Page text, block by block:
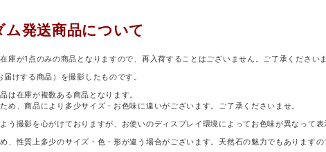
ム発送商品について
庫が1点のみの商品となりますので、再入荷することはございません。ご了承くださいま
けする商品）を撮影したものです。
は在庫が複数ある商品となります。
め、商品により多少サイズ・お色味に違いがございます。ご了承くださいませ。
う撮影を心がけておりますが、お使いのディスプレイ環境によってお色味が異なって表
、性質上多少のサイズ・色・形が違う場合がございます。天然石の魅力でもあります